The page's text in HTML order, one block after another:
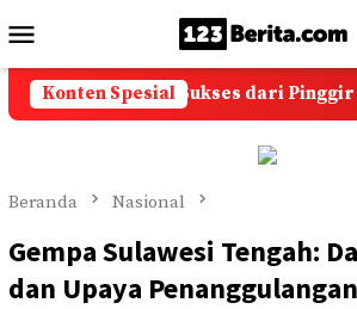
ke
kontenMobile
Konten Spesial
Akik: Kisah Sukses dari Pinggir
Beranda Nasional
Gempa Sulawesi Tengah:
dan Upaya Penanggulangan